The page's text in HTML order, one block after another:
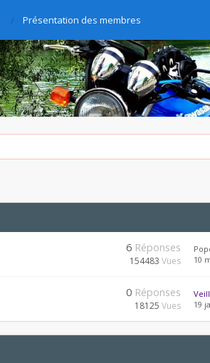
Présentation des membres
6 Réponses
154483 Vues
10
0 Réponses
18125 Vues
19